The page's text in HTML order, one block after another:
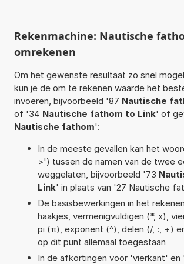
Rekenmachine: Nautische
omrekenen
Om het gewenste resultaat zo snel
kun je de om te rekenen waarde het
invoeren, bijvoorbeeld '87 Nautische
of '34 Nautische fathom to Link' of
Nautische fathom':
In de meeste gevallen kan het
>') tussen de namen van de twee
weggelaten, bijvoorbeeld '73
Link' in plaats van '27 Nautische
De basisbewerkingen in het
haakjes, vermenigvuldigen (*, x),
pi (π), exponent (^), delen (/, :, ÷)
op dit punt allemaal toegestaan
In de afkortingen voor 'vierkant' en